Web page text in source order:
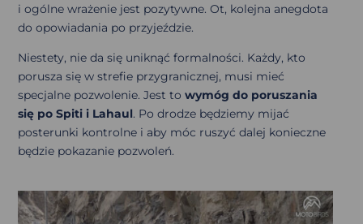
i ogólne wrażenie jest pozytywne. Ot, kolejna anegdota
do opowiadania po przyjeździe.
Niestety, nie da się uniknąć formalności. Każdy, kto
porusza się w strefie przygranicznej, musi mieć
specjalne pozwolenie. Jest to wymóg do poruszania
się po Spiti i Lahaul. Po drodze będziemy mijać
posterunki kontrolne i aby móc ruszyć dalej konieczne
będzie pokazanie pozwoleń.